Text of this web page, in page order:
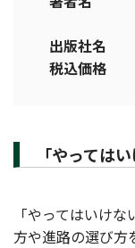
出版社名
税込価格
「やっては
「やってはいけ
方や進路の選び方